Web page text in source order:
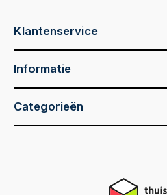
Klantenservice
Informatie
Categorieën